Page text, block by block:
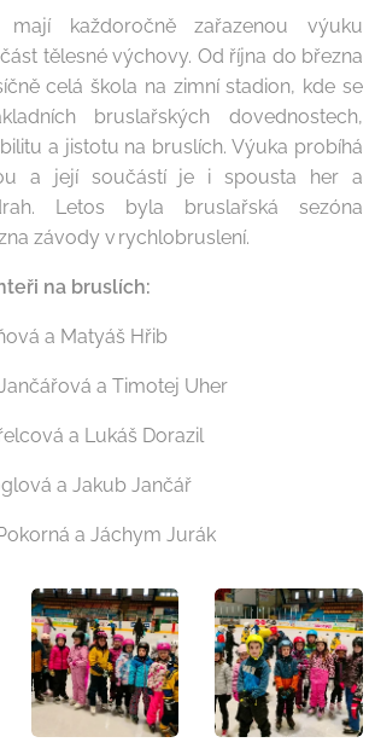
mají každoročně zařazenou výuku
tělesné výchovy. Od října do března
celá škola na zimní stadion, kde se
bruslařských dovednostech,
a jistotu na bruslích. Výuka probíhá
a její součástí je i spousta her a
Letos byla bruslařská sezóna
závody v rychlobruslení.
na bruslích:
a Matyáš Hřib
a Timotej Uher
a Lukáš Dorazil
a Jakub Jančář
a Jáchym Jurák